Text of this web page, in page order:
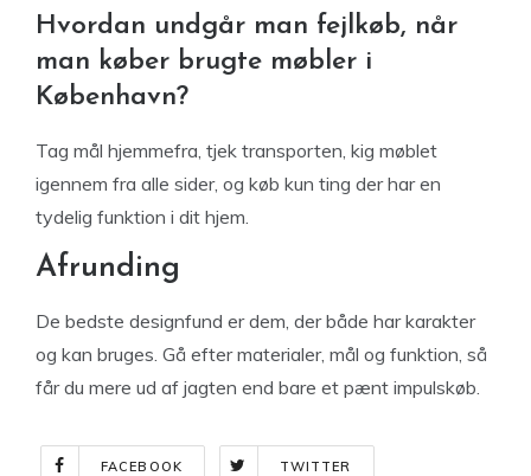
Hvordan undgår man fejlkøb, når
man køber brugte møbler i
København?
Tag mål hjemmefra, tjek transporten, kig møblet
igennem fra alle sider, og køb kun ting der har en
tydelig funktion i dit hjem.
Afrunding
De bedste designfund er dem, der både har karakter
og kan bruges. Gå efter materialer, mål og funktion, så
får du mere ud af jagten end bare et pænt impulskøb.
FACEBOOK TWITTER